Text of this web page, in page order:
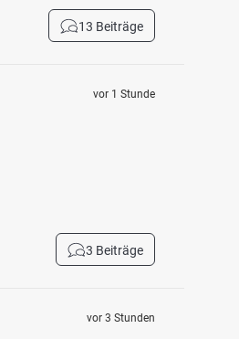
13 Beiträge
vor 1 Stunde
3 Beiträge
vor 3 Stunden